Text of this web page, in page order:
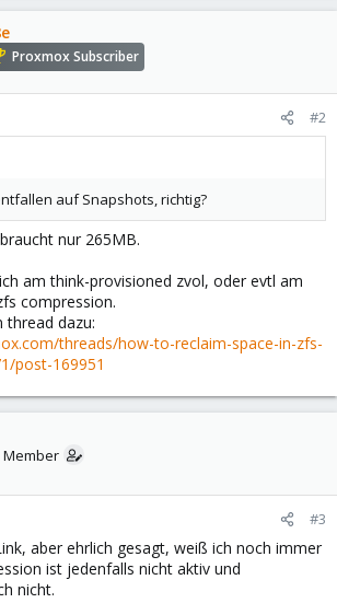
Proxmox Subscriber
#2
auf Snapshots, richtig?
nur 265MB.
am think-provisioned zvol, oder evtl am
compression.
thread dazu:
threads/how-to-reclaim-space-in-zfs-
post-169951
Member
#3
aber ehrlich gesagt, weiß ich noch immer
ist jedenfalls nicht aktiv und
nicht.